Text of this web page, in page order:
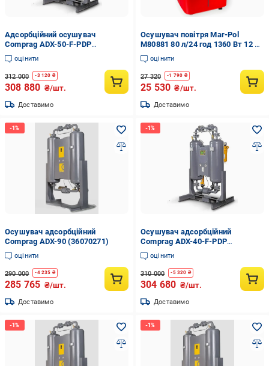
Адсорбційний осушувач
Comprag ADX-50-F-PDP
(36112444)
оцінити
312 000 -3 120 ₴
308 880 ₴/шт.
Доставимо
Осушувач повітря Mar-Pol
M80881 80 л/24 год 1360 Вт 12 л
для видалення надлишкової
вологи у великих приміщеннях
Червоний
оцінити
27 320 -1 790 ₴
25 530 ₴/шт.
Доставимо
Осушувач адсорбційний
Comprag ADX-90 (36070271)
оцінити
290 000 -4 235 ₴
285 765 ₴/шт.
Доставимо
Осушувач адсорбційний
Comprag ADX-40-F-PDP
(36074055)
оцінити
310 000 -5 320 ₴
304 680 ₴/шт.
Доставимо